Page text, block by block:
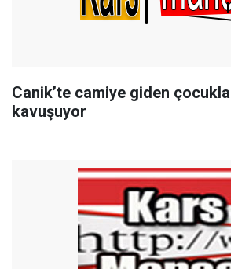
Canik’te camiye giden
kavuşuyor